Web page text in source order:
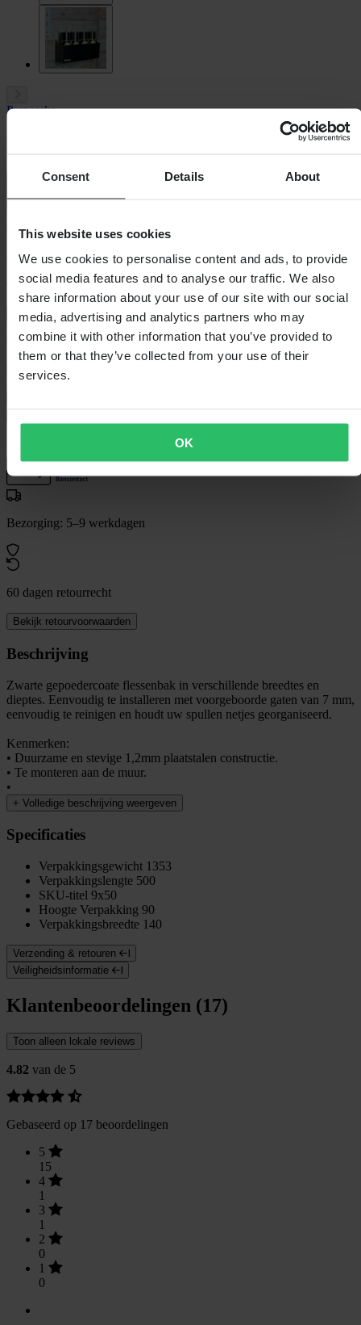
Consent Details About
This website uses cookies
We use cookies to personalise content and ads, to provide
social media features and to analyse our traffic. We also
share information about your use of our site with our social
media, advertising and analytics partners who may
combine it with other information that you’ve provided to
them or that they’ve collected from your use of their
services.
OK
Proworks
-63%
€ 9,49
€ 25,99Je bespaart € 16,50
Laagsteprijsgarantie
Op voorraad
Bezorging: 5–9 werkdagen
60 dagen retourrecht
Bekijk retourvoorwaarden
Beschrijving
Zwarte gepoedercoate flessenbak in verschillende breedtes en
dieptes. Eenvoudig te installeren met voorgeboorde gaten van 7 mm,
eenvoudig te reinigen en houdt uw spullen netjes georganiseerd.
Kenmerken:
• Duurzame en stevige 1,2mm plaatstalen constructie.
• Te monteren aan de muur.
•
+ Volledige beschrijving weergeven
Specificaties
Verpakkingsgewicht 1353
Verpakkingslengte 500
SKU-titel 9x50
Hoogte Verpakking 90
Verpakkingsbreedte 140
Verzending & retouren
Veiligheidsinformatie
Klantenbeoordelingen (17)
Toon alleen lokale reviews
4.82 van de 5
Gebaseerd op 17 beoordelingen
5
15
4
1
3
1
2
0
1
0